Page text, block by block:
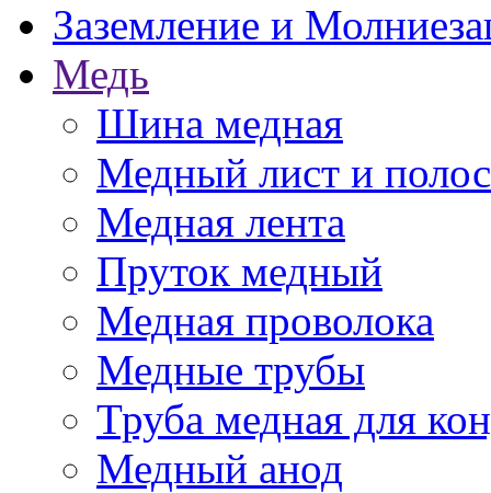
Заземление и
Медь
Шина медная
Медный лист и
Медная лента
Пруток медный
Медная проволока
Медные трубы
Труба медная для
Медный анод